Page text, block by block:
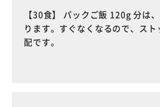
【30食】 パックご飯 120g 分は
ります。すぐなくなるので、ス
配です。